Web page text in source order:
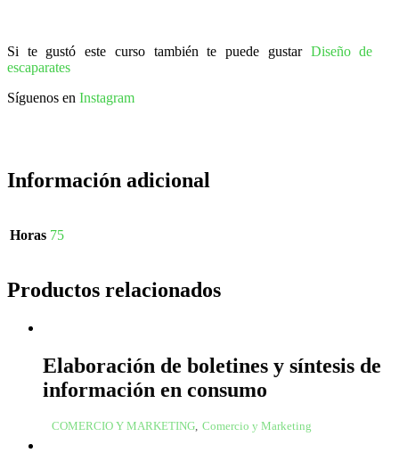
Si te gustó este curso también te puede gustar Diseño de
escaparates
Síguenos en Instagram
Información adicional
Horas 75
Productos relacionados
Elaboración de boletines y síntesis de
información en consumo
COMERCIO Y MARKETING Comercio y Marketing